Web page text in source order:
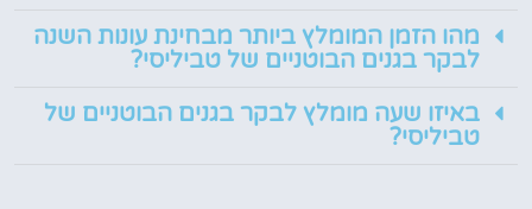
מהו הזמן המומלץ ביותר מבחינת עונות השנה
לבקר בגנים הבוטניים של טביליסי?
באיזו שעה מומלץ לבקר בגנים הבוטניים של
טביליסי?